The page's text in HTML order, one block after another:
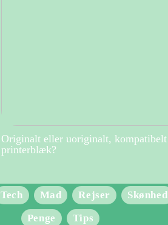
Originalt eller uoriginalt, kompatibelt
printerblæk?
Tech Mad Rejser Skønhed
Penge
Tips